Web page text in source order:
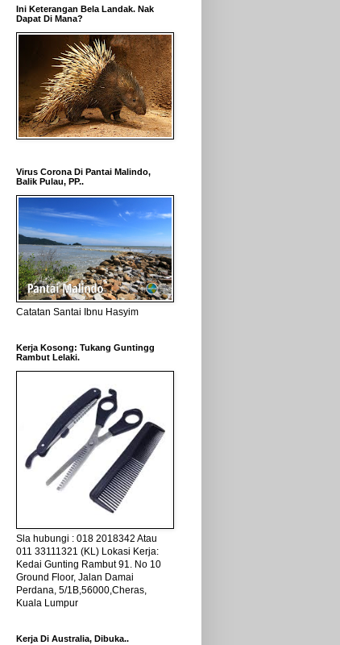
Ini Keterangan Bela Landak. Nak
Dapat Di Mana?
Virus Corona Di Pantai Malindo,
Balik Pulau, PP..
Catatan Santai Ibnu Hasyim
Kerja Kosong: Tukang Guntingg
Rambut Lelaki.
Sla hubungi : 018 2018342 Atau
011 33111321 (KL) Lokasi Kerja:
Kedai Gunting Rambut 91. No 10
Ground Floor, Jalan Damai
Perdana, 5/1B,56000,Cheras,
Kuala Lumpur
Kerja Di Australia, Dibuka..